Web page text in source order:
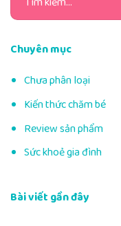
kiếm:
Chuyên mục
Chưa phân loại
Kiến thức chăm bé
Review sản phẩm
Sức khoẻ gia đình
Bài viết gần đây